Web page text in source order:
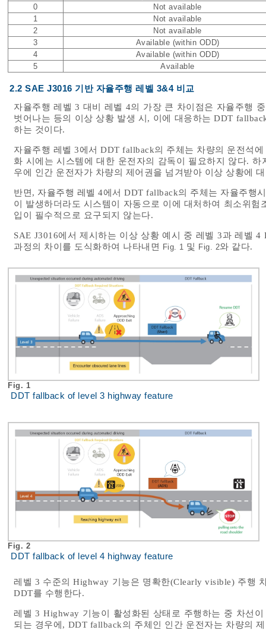
0
Not available
1
Not available
2
Not available
3
Available (within ODD)
4
Available (within ODD)
5
Available
2.2 SAE J3016 기반 자율주행 레벨 3&4 비교
자율주행 레벨 3 대비 레벨 4의 가장 큰 차이점은 자율주행
벗어나는 등의 이상 상황 발생 시, 이에 대응하는 DDT
하는 것이다.
자율주행 레벨 3에서 DDT fallback의 주체는 차량의 운전석
화 시에는 시스템에 대한 운전자의 감독이 필요하지 않다.
우에 인간 운전자가 차량의 제어권을 넘겨받아 이상 상황에
반면, 자율주행 레벨 4에서 DDT fallback의 주체는 자율주행
이 발생하더라도 시스템이 자동으로 이에 대처하여 최소위
입이 필수적으로 요구되지 않는다.
SAE J3016에서 제시하는 이상 상황 예시 중 레벨 3과 레벨
과정의 차이를 도식화하여 나타내면
Fig. 1 및 Fig. 2와 같다.
Fig. 1
DDT fallback of level 3 highway feature
Fig. 2
DDT fallback of level 4 highway feature
레벨 3 수준의 Highway 기능은 명확한(Clearly visible) 주행
DDT를 수행한다.
레벨 3 Highway 기능이 활성화된 상태로 주행하는 중 차선
되는 경우에, DDT fallback의 주체인 인간 운전자는 차량의